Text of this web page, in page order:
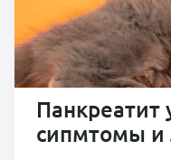
сипмтомы и